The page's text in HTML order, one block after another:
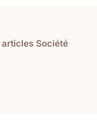
Société